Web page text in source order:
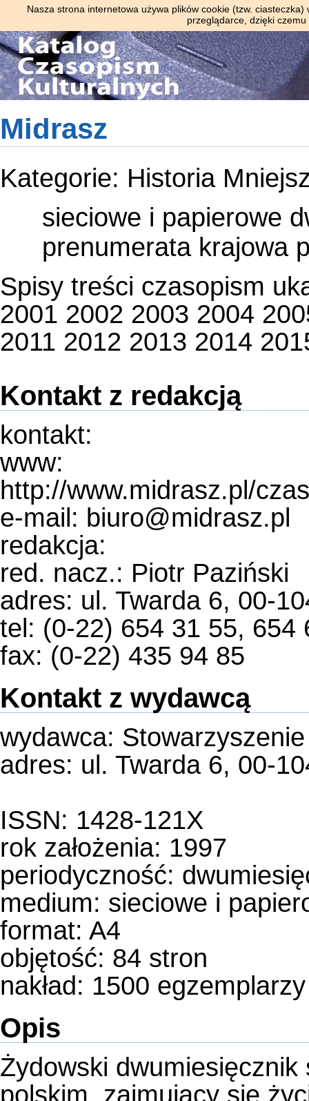
Nasza strona internetowa używa plików cookie (tzw.
przeglądarce, dzięki
Midrasz
Kategorie: Historia
sieciowe i papierowe
prenumerata krajowa
Spisy treści czasopism
2001 2002 2003 2004
2011 2012 2013 2014
Kontakt z redakcją
kontakt:
www:
http://www.midrasz.pl/
e-mail: biuro@midrasz.pl
redakcja:
red. nacz.: Piotr Paziński
adres: ul. Twarda 6, 00-
tel: (0-22) 654 31 55, 654
fax: (0-22) 435 94 85
Kontakt z wydawcą
wydawca:
adres: ul. Twarda 6, 00-
ISSN: 1428-121X
rok założenia: 1997
periodyczność:
medium: sieciowe i
format: A4
objętość: 84 stron
nakład: 1500 egzemplarzy
Opis
Żydowski dwumiesięcznik
polskim, zajmujący się